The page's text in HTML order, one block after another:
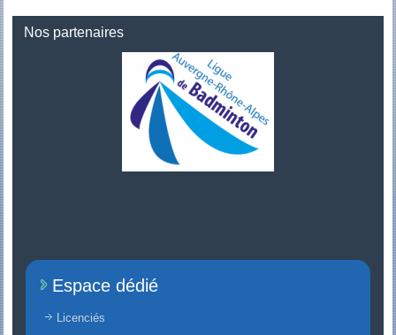
Nos partenaires
Espace dédié
Licenciés